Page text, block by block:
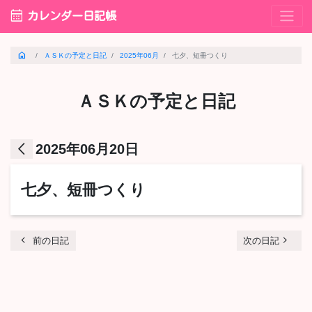
calendar_month カレンダー日記帳
home ＡＳＫの予定と日記 2025年06月 七夕、短冊つくり
ＡＳＫの予定と日記
arrow_back_ios 2025年06月20日
七夕、短冊つくり
chevron_left 前の日記 次の日記 navigate_next